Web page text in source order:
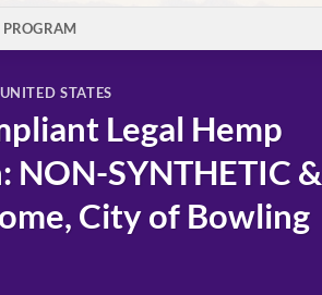
PROGRAM
UNITED STATES
Legal Hemp
NON-SYNTHETIC &
City of Bowling